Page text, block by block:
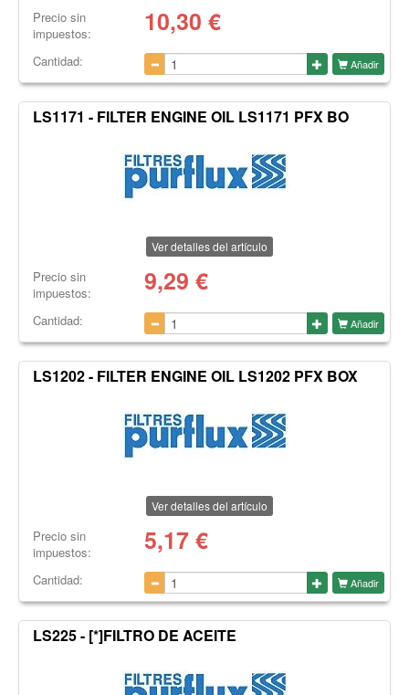
Precio sin
impuestos:
10,30 €
Cantidad: Añadir
LS1171 - FILTER ENGINE OIL LS1171 PFX BO
Ver detalles del artículo
Precio sin
impuestos:
9,29 €
Cantidad: Añadir
LS1202 - FILTER ENGINE OIL LS1202 PFX BOX
Ver detalles del artículo
Precio sin
impuestos:
5,17€
Cantidad: Añadir
LS225 - [*]FILTRO DE ACEITE